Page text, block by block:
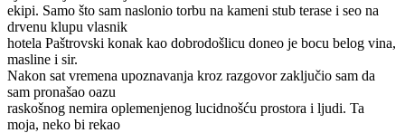
ekipi. Samo što sam naslonio torbu na kameni stub terase i seo na
drvenu klupu vlasnik
hotela Paštrovski konak kao dobrodošlicu doneo je bocu belog vina,
masline i sir.
Nakon sat vremena upoznavanja kroz razgovor zaključio sam da
sam pronašao oazu
raskošnog nemira oplemenjenog lucidnošću prostora i ljudi. Ta
moja, neko bi rekao